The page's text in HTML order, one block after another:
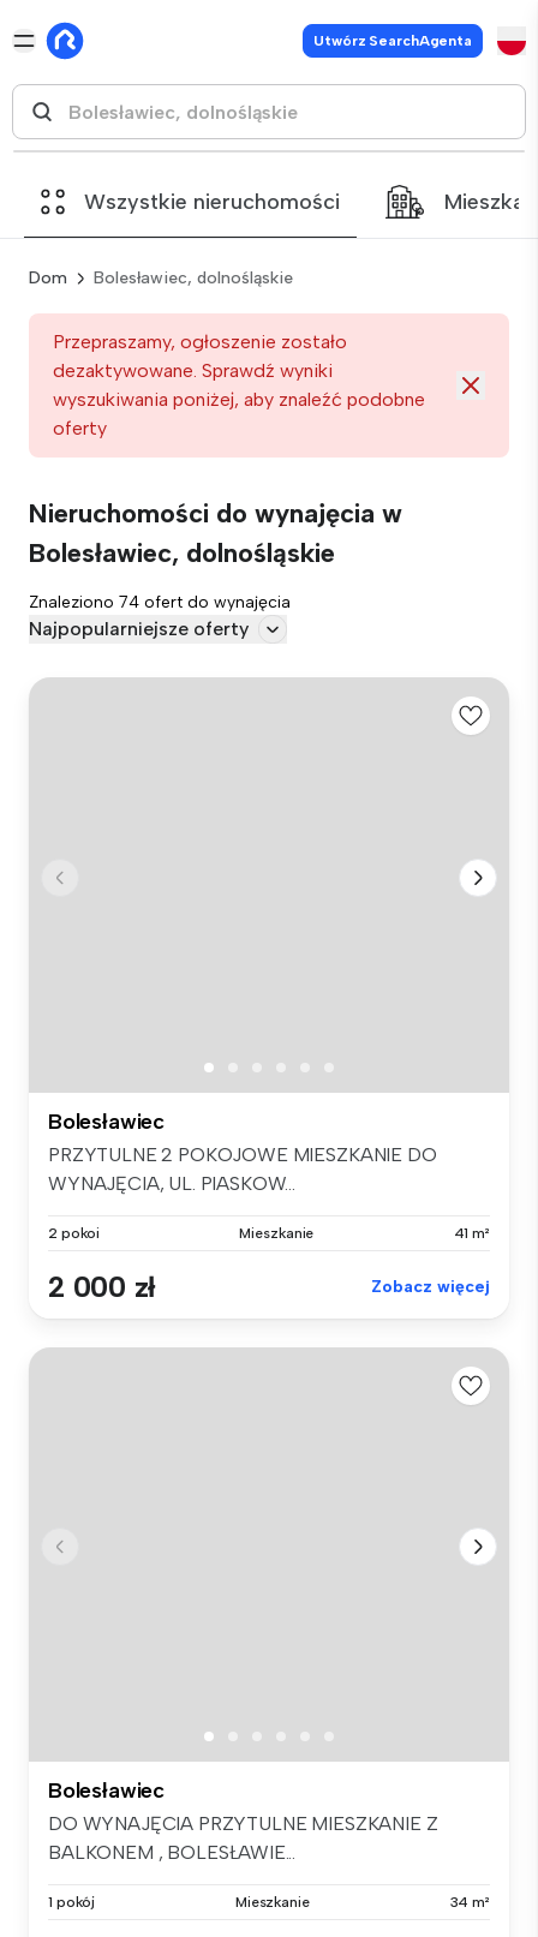
Utwórz SearchAgenta
Wszystkie nieruchomości
Dom Bolesławiec, dolnośląskie
Przepraszamy, ogłoszenie zostało
dezaktywowane. Sprawdź wyniki
wyszukiwania poniżej, aby znaleźć podobne
oferty
Nieruchomości do wynajęcia w
Bolesławiec, dolnośląskie
Znaleziono 74 ofert do wynajęcia
Najpopularniejsze oferty
Bolesławiec
PRZYTULNE 2 POKOJOWE MIESZKANIE DO
WYNAJĘCIA, UL. PIASKOW...
2 pokoi Mieszkanie 41 m²
2 000 zł Zobacz więcej
Bolesławiec
DO WYNAJĘCIA PRZYTULNE MIESZKANIE Z
BALKONEM , BOLESŁAWIE...
1 pokój Mieszkanie 34 m²